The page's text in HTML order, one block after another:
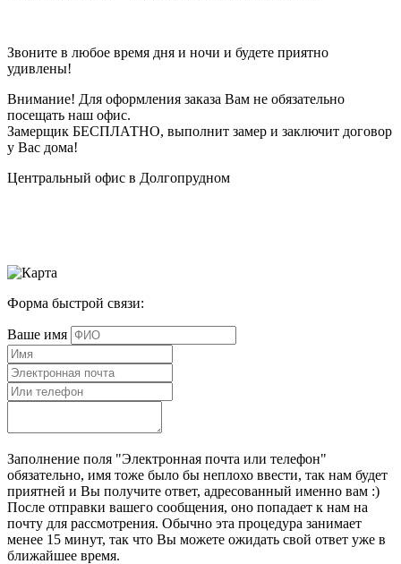
Звоните в любое время дня и ночи и будете приятно
удивлены!
Внимание! Для оформления заказа Вам не обязательно
посещать наш офис.
Замерщик БЕСПЛАТНО, выполнит замер и заключит договор
у Вас дома!
Центральный офис в Долгопрудном
Форма быстрой связи:
Ваше имя
Заполнение поля "Электронная почта или телефон"
обязательно, имя тоже было бы неплохо ввести, так нам будет
приятней и Вы получите ответ, адресованный именно вам :)
После отправки вашего сообщения, оно попадает к нам на
почту для рассмотрения. Обычно эта процедура занимает
менее 15 минут, так что Вы можете ожидать свой ответ уже в
ближайшее время.